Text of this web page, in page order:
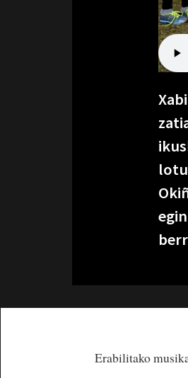
Erabilitako